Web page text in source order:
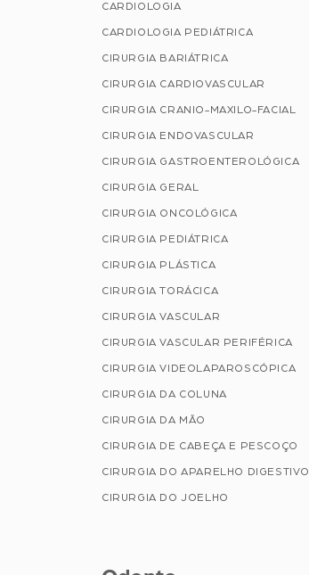
CARDIOLOGIA
CARDIOLOGIA PEDIÁTRICA
CIRURGIA BARIÁTRICA
CIRURGIA CARDIOVASCULAR
CIRURGIA CRANIO-MAXILO-FACIAL
CIRURGIA ENDOVASCULAR
CIRURGIA GASTROENTEROLÓGICA
CIRURGIA GERAL
CIRURGIA ONCOLÓGICA
CIRURGIA PEDIÁTRICA
CIRURGIA PLÁSTICA
CIRURGIA TORÁCICA
CIRURGIA VASCULAR
CIRURGIA VASCULAR PERIFÉRICA
CIRURGIA VIDEOLAPAROSCÓPICA
CIRURGIA DA COLUNA
CIRURGIA DA MÃO
CIRURGIA DE CABEÇA E PESCOÇO
CIRURGIA DO APARELHO DIGESTIVO
CIRURGIA DO JOELHO